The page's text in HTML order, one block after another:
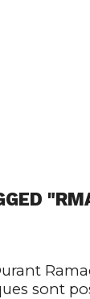
sont